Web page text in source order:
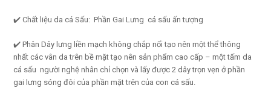
✔️ Chất liệu da cá Sấu: Phần Gai Lưng cá sấu ấn tượng
✔️ Phân Dây lưng liền mạch không chắp nối tạo nên một thể thông
nhất các vân da trên bề mặt tạo nên sản phẩm cao cấp – một tấm da
cá sấu người nghệ nhân chỉ chọn và lấy được 2 dây trọn vẹn ở phần
gai lưng sóng đôi của phần mặt trên của con cá sấu.